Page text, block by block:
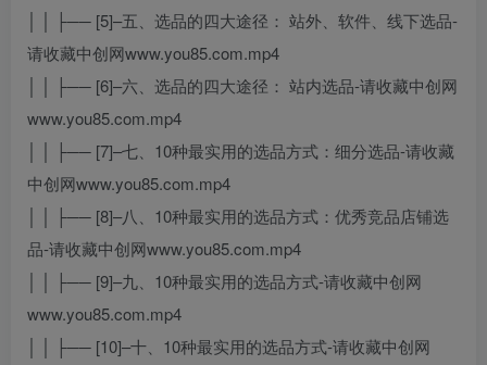
│ │ ├── [5]–五、选品的四大途径： 站外、软件、线下选品-
请收藏中创网www.you85.com.mp4
│ │ ├── [6]–六、选品的四大途径： 站内选品-请收藏中创网
www.you85.com.mp4
│ │ ├── [7]–七、10种最实用的选品方式：细分选品-请收藏
中创网www.you85.com.mp4
│ │ ├── [8]–八、10种最实用的选品方式：优秀竞品店铺选
品-请收藏中创网www.you85.com.mp4
│ │ ├── [9]–九、10种最实用的选品方式-请收藏中创网
www.you85.com.mp4
│ │ ├── [10]–十、10种最实用的选品方式-请收藏中创网